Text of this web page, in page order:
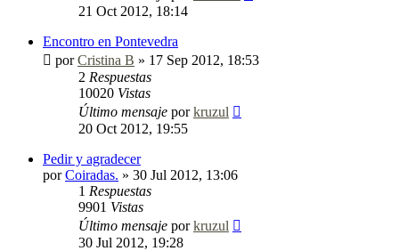
21 Oct 2012, 18:14
Encontro en Pontevedra
porCristina B » 17 Sep 2012, 18:53
2 Respuestas
10020 Vistas
Último mensaje porkruzul
20 Oct 2012, 19:55
Pedir y agradecer
porCoiradas. » 30 Jul 2012, 13:06
1 Respuestas
9901 Vistas
Último mensaje porkruzul
30 Jul 2012, 19:28